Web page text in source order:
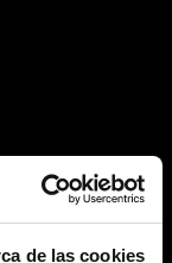
de las cookies